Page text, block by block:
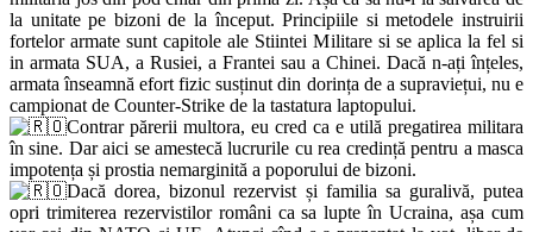
la unitate pe bizoni de la început. Principiile si metodele instruirii
fortelor armate sunt capitole ale Stiintei Militare si se aplica la fel si
in armata SUA, a Rusiei, a Frantei sau a Chinei. Dacă n-ați înțeles,
armata înseamnă efort fizic susținut din dorința de a supraviețui, nu e
campionat de Counter-Strike de la tastatura laptopului.
Contrar părerii multora, eu cred ca e utilă pregatirea militara
în sine. Dar aici se amestecă lucrurile cu rea credință pentru a masca
impotența și prostia nemarginită a poporului de bizoni.
Dacă dorea, bizonul rezervist și familia sa guralivă, putea
opri trimiterea rezervistilor români ca sa lupte în Ucraina, așa cum